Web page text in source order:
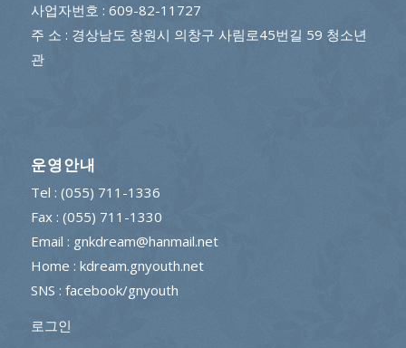
사업자번호 : 609-82-11727
주 소 : 경상남도 창원시 의창구 사림로45번길 59 청소년
관
운영안내
Tel : (055) 711-1336
Fax : (055) 711-1330
Email : gnkdream@hanmail.net
Home : kdream.gnyouth.net
SNS : facebook/gnyouth
로그인